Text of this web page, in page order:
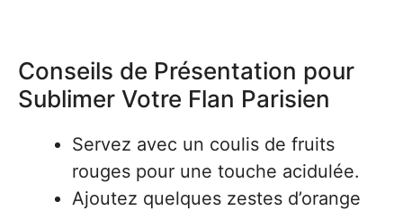
Conseils de Présentation pour
Sublimer Votre Flan Parisien
Servez avec un coulis de fruits
rouges pour une touche acidulée.
Ajoutez quelques zestes d’orange